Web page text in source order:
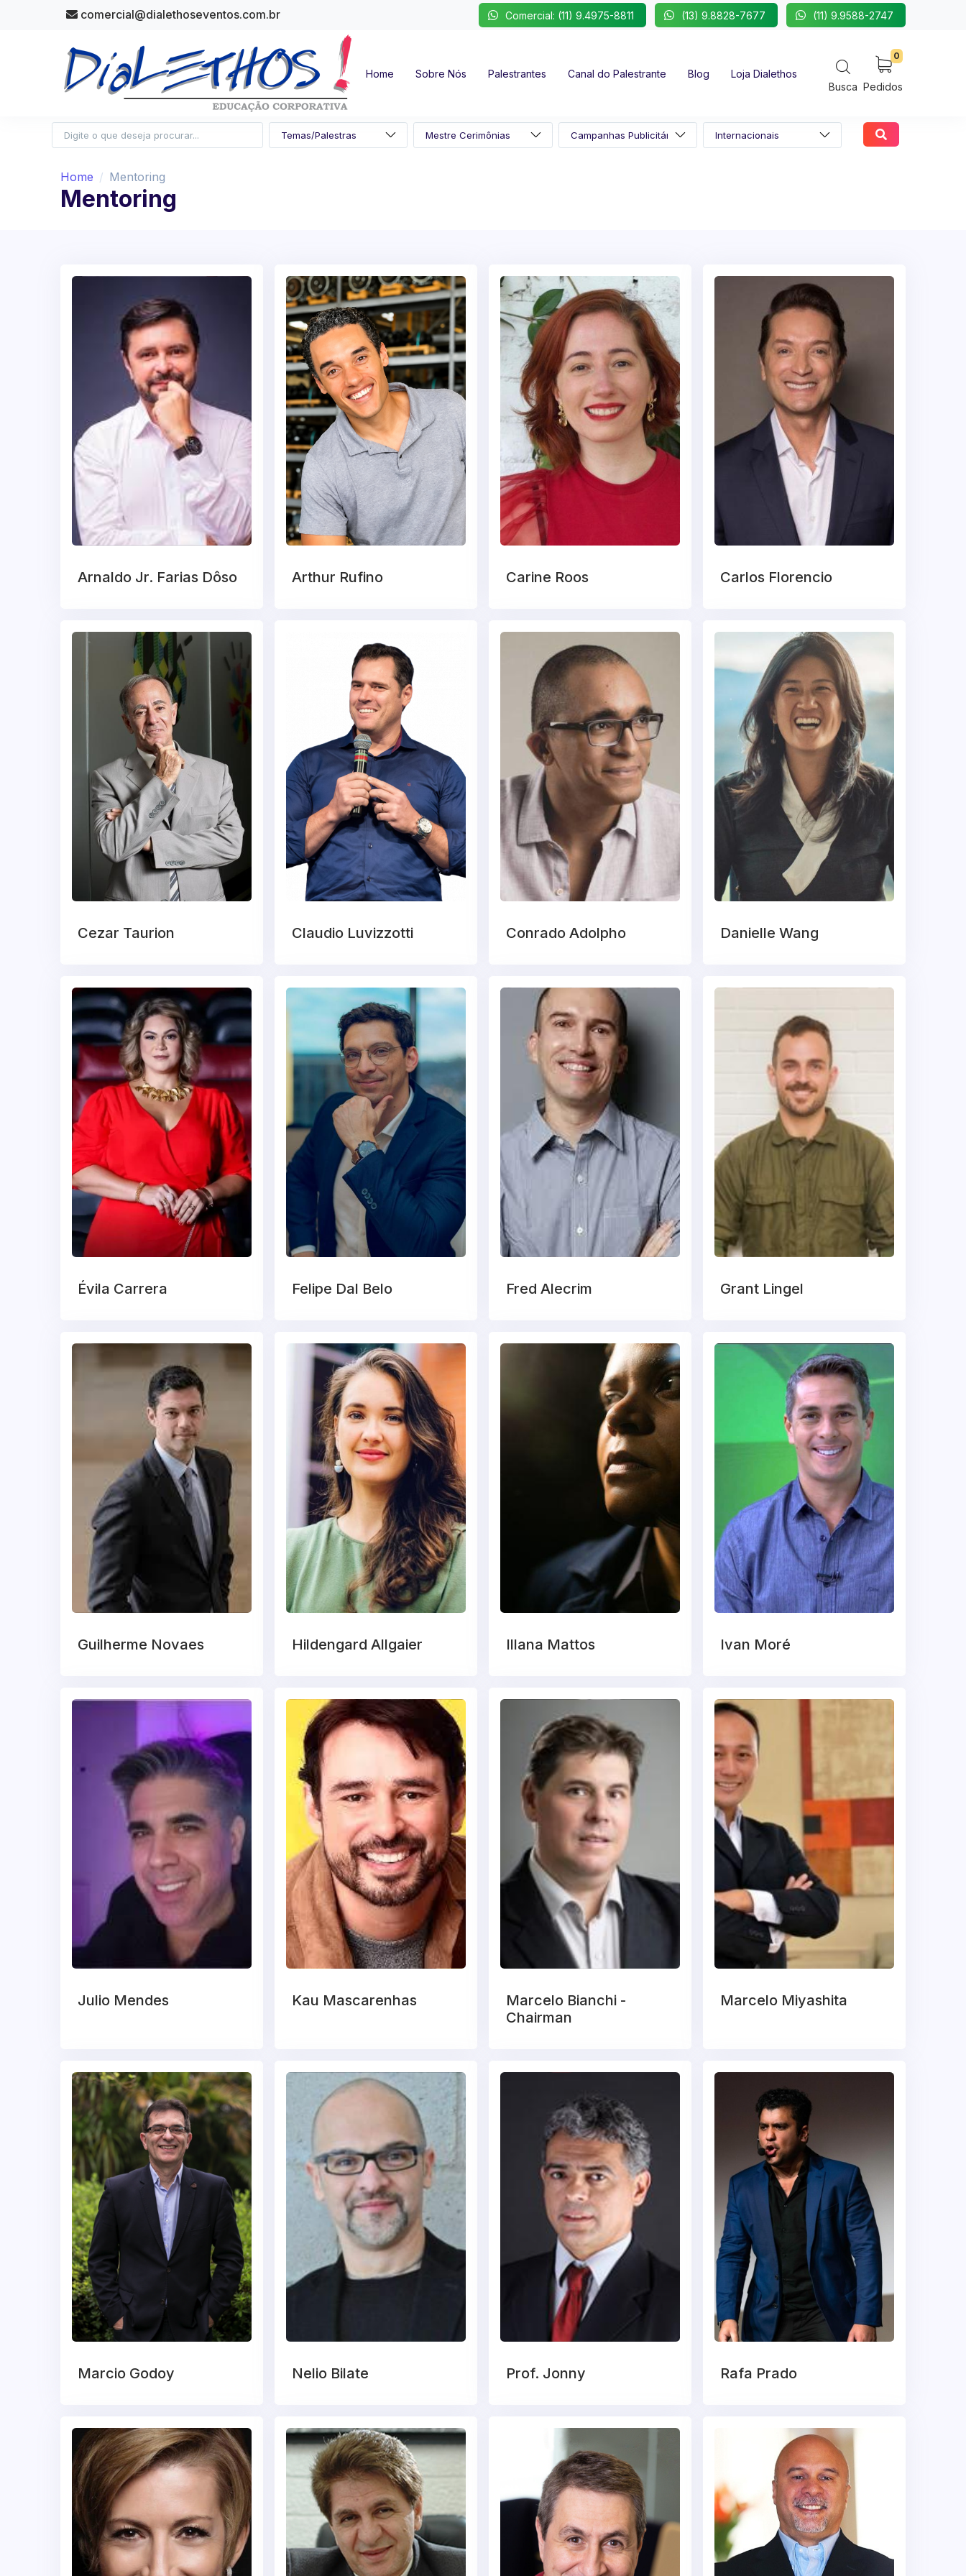
comercial@dialethoseventos.com.br Comercial: (11) 9.4975-8811 (13) 9.8828-7677 (11) 9.9588-2747
Home Sobre Nós Palestrantes Canal do Palestrante Blog
Loja Dialethos
Busca
0
Pedidos
Home Mentoring
Mentoring
Arnaldo Jr. Farias Dôso Arthur Rufino Carine Roos Carlos Florencio
Cezar Taurion Claudio Luvizzotti Conrado Adolpho Danielle Wang
Évila Carrera Felipe Dal Belo Fred Alecrim Grant Lingel
Guilherme Novaes Hildengard Allgaier Illana Mattos Ivan Moré
Julio Mendes Kau Mascarenhas
Marcelo Bianchi -
Chairman
Marcelo Miyashita
Marcio Godoy Nelio Bilate Prof. Jonny Rafa Prado